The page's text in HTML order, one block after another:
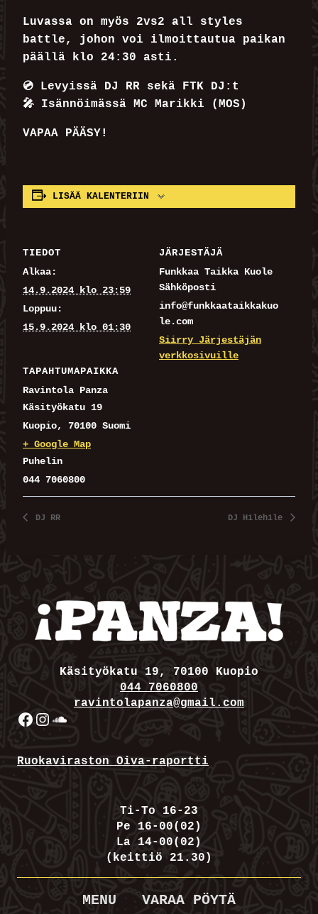
Luvassa on myös 2vs2 all styles
battle, johon voi ilmoittautua paikan
päällä klo 24:30 asti.
💿 Levyissä DJ RR sekä FTK DJ:t
🎤 Isännöimässä MC Marikki (MOS)
VAPAA PÄÄSY!
LISÄÄ KALENTERIIN
TIEDOT
Alkaa:
14.9.2024 klo 23:59
Loppuu:
15.9.2024 klo 01:30
TAPAHTUMAPAIKKA
Ravintola Panza
Käsityökatu 19
Kuopio, 70100 Suomi
+ Google Map
Puhelin
044 7060800
JÄRJESTÄJÄ
Funkkaa Taikka Kuole
Sähköposti
info@funkkaataikkakuo
le.com
Siirry Järjestäjän
verkkosivuille
DJ RR DJ Hilehile
Käsityökatu 19, 70100 Kuopio
044 7060800
ravintolapanza@gmail.com
Facebook
Instagram
SoundCloud
Ruokaviraston Oiva-raportti
Ti-To 16-23
Pe 16-00(02)
La 14-00(02)
(keittiö 21.30)
MENU VARAA PÖYTÄ